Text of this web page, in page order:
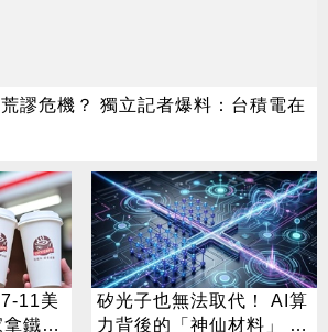
謬危機？ 獨立記者爆料：台積電在
11美
鐵2
矽光子也無法取代！ AI算
力背後的「神仙材料」 這